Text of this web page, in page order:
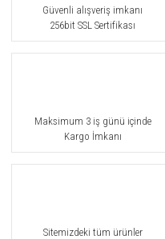
Güvenli alışveriş imkanı
256bit SSL Sertifikası
Maksimum 3 iş günü içinde
Kargo İmkanı
Sitemizdeki tüm ürünler